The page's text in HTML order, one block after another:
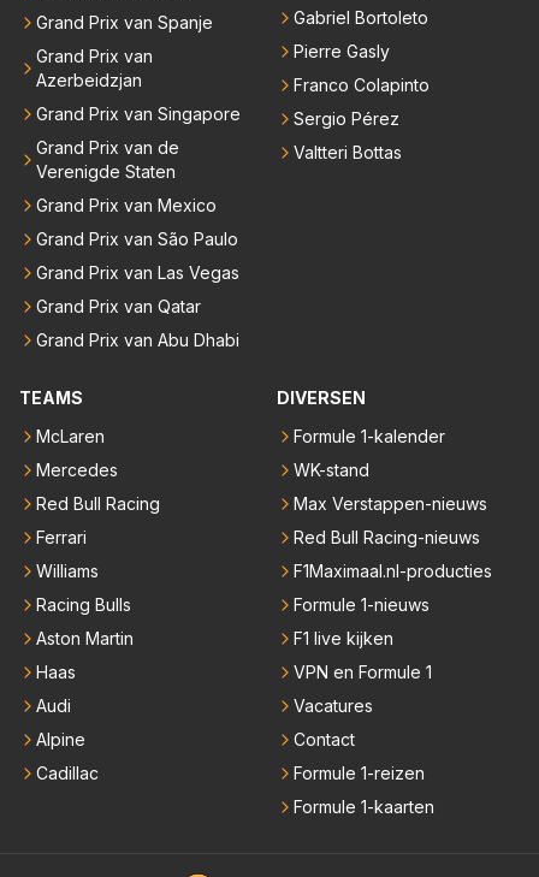
Grand Prix van Spanje
Grand Prix van
Azerbeidzjan
Grand Prix van Singapore
Grand Prix van de
Verenigde Staten
Grand Prix van Mexico
Grand Prix van São Paulo
Grand Prix van Las Vegas
Grand Prix van Qatar
Grand Prix van Abu Dhabi
Gabriel Bortoleto
Pierre Gasly
Franco Colapinto
Sergio Pérez
Valtteri Bottas
TEAMS
McLaren
Mercedes
Red Bull Racing
Ferrari
Williams
Racing Bulls
Aston Martin
Haas
Audi
Alpine
Cadillac
DIVERSEN
Formule 1-kalender
WK-stand
Max Verstappen-nieuws
Red Bull Racing-nieuws
F1Maximaal.nl-producties
Formule 1-nieuws
F1 live kijken
VPN en Formule 1
Vacatures
Contact
Formule 1-reizen
Formule 1-kaarten